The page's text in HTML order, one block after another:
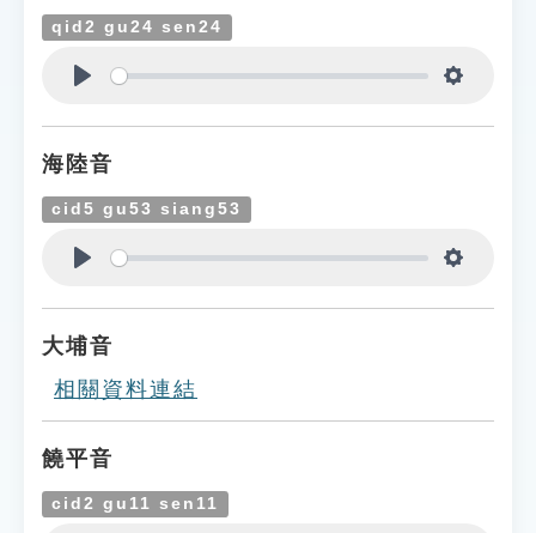
遊戲專區
貓頭鷹博士
qid2 gu24 sen24
海陸音
cid5 gu53 siang53
大埔音
相關資料連結
饒平音
cid2 gu11 sen11